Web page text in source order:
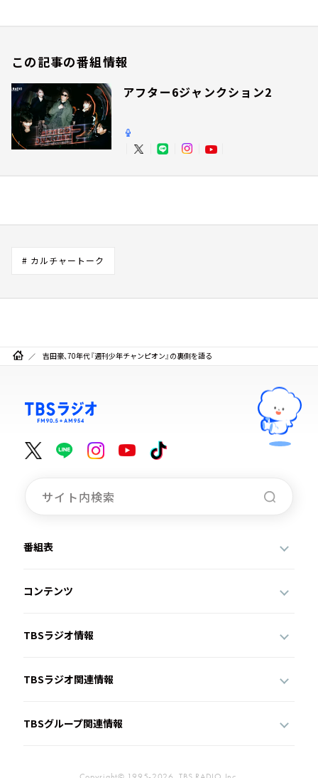
この記事の番組情報
アフター6ジャンクション2
# カルチャートーク
吉田豪、70年代『週刊少年チャンピオン』の裏側を語る
番組表
コンテンツ
TBSラジオ情報
TBSラジオ関連情報
TBSグループ関連情報